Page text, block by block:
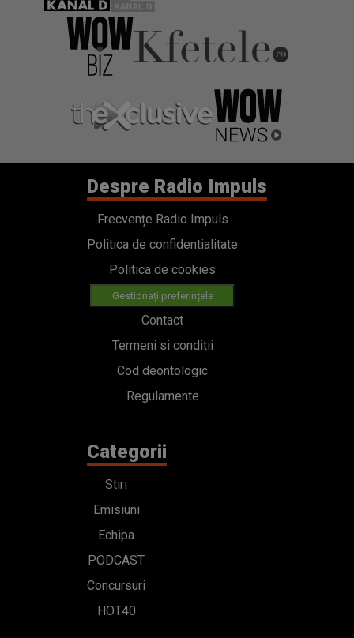
Despre Radio Impuls
Frecvențe Radio Impuls
Politica de confidentialitate
Politica de cookies
Gestionați preferințele
Contact
Termeni si conditii
Cod deontologic
Regulamente
Categorii
Stiri
Emisiuni
Echipa
PODCAST
Concursuri
HOT40